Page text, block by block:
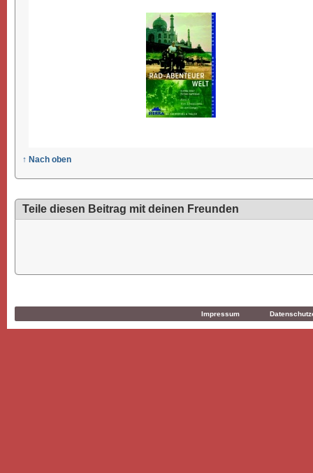
↑ Nach oben
Teile diesen Beitrag mit deinen Freunden
Impressum